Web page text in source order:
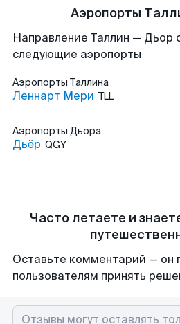
Аэропорты
Направление Таллин — Дьор
следующие аэропорты
Аэропорты Таллина
Леннарт Мери TLL
Аэропорты Дьора
Дьёр QGY
Часто летаете и
Оставьте комментарий — он
пользователям принять